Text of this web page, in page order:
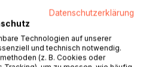
Problem: immer zu wenig
Doch zum Glück gibt
wahren Meister der
neugierigen Ratte Poppy,
Abenteuern ist, wie man
Datenschutzerklärung
Technologien auf unserer
und technisch notwendig.
(z. B. Cookies oder